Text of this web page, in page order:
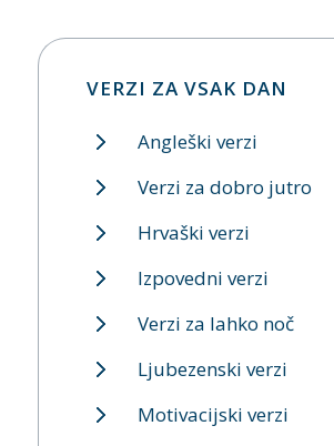
VERZI ZA VSAK DAN
Angleški verzi
Verzi za dobro jutro
Hrvaški verzi
Izpovedni verzi
Verzi za lahko noč
Ljubezenski verzi
Motivacijski verzi